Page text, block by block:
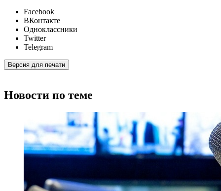
Facebook
ВКонтакте
Одноклассники
Twitter
Telegram
Версия для печати
Новости по теме